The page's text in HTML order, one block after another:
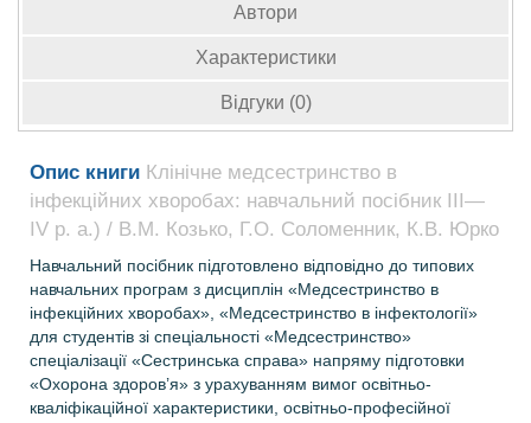
Автори
Характеристики
Відгуки (0)
Опис книги Клінічне медсестринство в
інфекційних хворобах: навчальний посібник ІІІ—
IV р. а.) / В.М. Козько, Г.О. Соломенник, К.В. Юрко
Навчальний посібник підготовлено відповідно до типових
навчальних програм з дисциплін «Медсестринство в
інфекційних хворобах», «Медсестринство в інфектології»
для студентів зі спеціальності «Медсестринство»
спеціалізації «Сестринська справа» напряму підготовки
«Охорона здоров’я» з урахуванням вимог освітньо-
кваліфікаційної характеристики, освітньо-професійної